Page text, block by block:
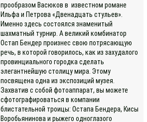
прообразом Васюков в известном романе
Ильфа и Петрова «Двенадцать стульев».
Именно здесь состоялся знаменитый
шахматный турнир. А великий комбинатор
Остап Бендер произнес свою потрясающую
речь, в которой говорилось, как из захудалого
провинциального городка сделать
элегантнейшую столицу мира. Этому
посвящена одна из экспозиций музея.
Захватив с собой фотоаппарат, вы можете
сфотографироваться в компании
блистательной троицы: Остапа Бендера, Кисы
Воробьянинова и рыжего одноглазого